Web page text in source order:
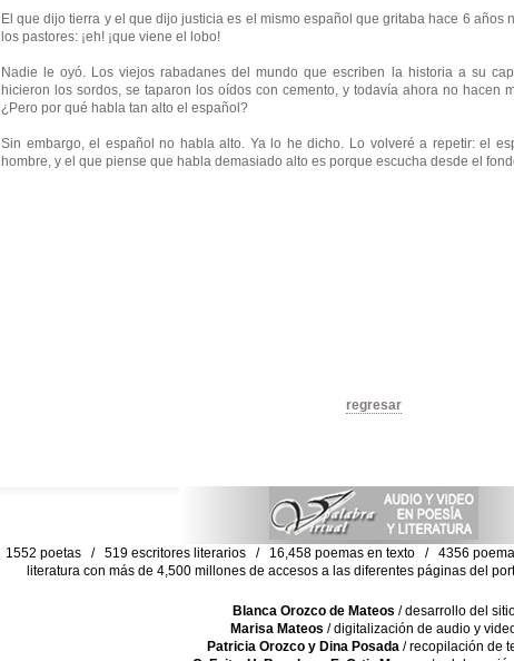
El que dijo tierra y el que dijo justicia es el mismo español que gritaba hace 6 años
los pastores: ¡eh! ¡que viene el lobo!
Nadie le oyó. Los viejos rabadanes del mundo que escriben la historia a su
hicieron los sordos, se taparon los oídos con cemento, y todavía ahora no hacen
¿Pero por qué habla tan alto el español?
Sin embargo, el español no habla alto. Ya lo he dicho. Lo volveré a repetir: el
hombre, y el que piense que habla demasiado alto es porque escucha desde el
regresar
1552 poetas / 519 escritores literarios / 16,458 poemas en texto / 4356
literatura con más de 4,500 millones de accesos a las diferentes páginas del
Blanca Orozco de Mateos / desarrollo del
Marisa Mateos / digitalización de audio y
Patricia Orozco y Dina Posada/ recopilación de